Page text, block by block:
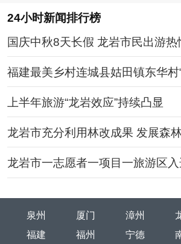
24小时新闻排行榜
国庆中秋8天长假 龙岩市民出游热
福建最美乡村连城县姑田镇东华村
区
上半年旅游“龙岩效应”持续凸显
龙岩市充分利用林改成果 发展森
龙岩市一志愿者一项目一旅游区
泉州 厦门 漳州
福建
福州 宁德